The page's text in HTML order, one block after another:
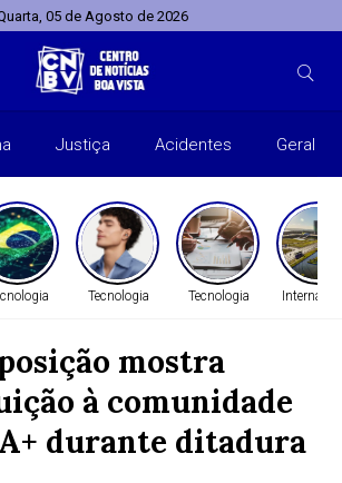
05 de Agosto de 2026
Justiça Acidentes Geral
Tecnologia Tecnologia
mostra
à comunidade
durante ditadura